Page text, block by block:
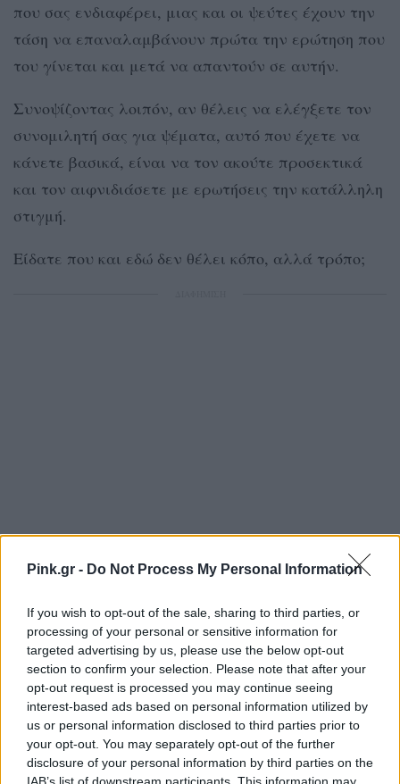
Pink.gr - Do Not Process My Personal Information
If you wish to opt-out of the sale, sharing to third parties, or
processing of your personal or sensitive information for
targeted advertising by us, please use the below opt-out
section to confirm your selection. Please note that after your
opt-out request is processed you may continue seeing
interest-based ads based on personal information utilized by
us or personal information disclosed to third parties prior to
your opt-out. You may separately opt-out of the further
disclosure of your personal information by third parties on the
που σας ενδιαφέρει, μιας και οι ψεύτες έχουν την
τάση να επαναλαμβάνουν πρώτα την ερώτηση που
του γίνεται και μετά να απαντούν σε αυτήν.
Συνοψίζοντας λοιπόν, αν θέλεις να ελέγξετε τον
συνομιλητή σας για ψέματα, αυτό που έχετε να
κάνετε βασικά, είναι να τον ακούτε προσεκτικά
και τον αιφνιδιάσετε με ερωτήσεις την κατάλληλη
στιγμή.
Είδατε που και εδώ δεν θέλει κόπο, αλλά τρόπο;